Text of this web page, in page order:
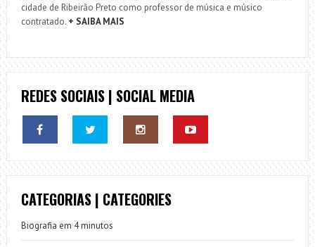
cidade de Ribeirão Preto como professor de música e músico
contratado. + SAIBA MAIS
REDES SOCIAIS | SOCIAL MEDIA
CATEGORIAS | CATEGORIES
Biografia em 4 minutos